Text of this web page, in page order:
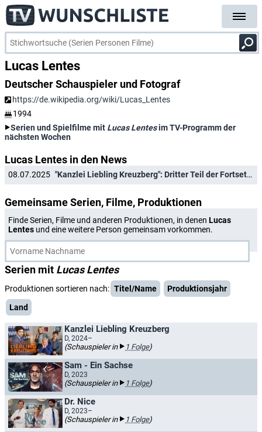
Lucas Lentes
Deutscher Schauspieler und Fotograf
https://de.wikipedia.org/wiki/Lucas_Lentes
1994
Serien und Spielfilme mit Lucas Lentesim TV-Programm der
nächsten Wochen
Lucas Lentes in den News
08.07.2025 "Kanzlei Liebling Kreuzberg": Dritter Teil der Fortsetzung angekündigt
Gemeinsame Serien, Filme, Produktionen
Finde Serien, Filme und anderen Produktionen, in denen Lucas
Lentes und eine weitere Person gemeinsam vorkommen.
Serien mit Lucas Lentes
Produktionen sortieren nach: Titel/Name
Produktionsjahr
Land
Kanzlei Liebling Kreuzberg
D, 2024–
(Schauspieler in 1 Folge)
Sam - Ein Sachse
D, 2023
(Schauspieler in 1 Folge)
Dr. Nice
D, 2023–
(Schauspieler in 1 Folge)